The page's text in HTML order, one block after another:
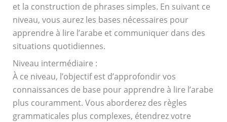
et la construction de phrases simples. En suivant ce
niveau, vous aurez les bases nécessaires pour
apprendre à lire l’arabe et communiquer dans des
situations quotidiennes.
Niveau intermédiaire :
À ce niveau, l’objectif est d’approfondir vos
connaissances de base pour apprendre à lire l’arabe
plus couramment. Vous aborderez des règles
grammaticales plus complexes, étendrez votre